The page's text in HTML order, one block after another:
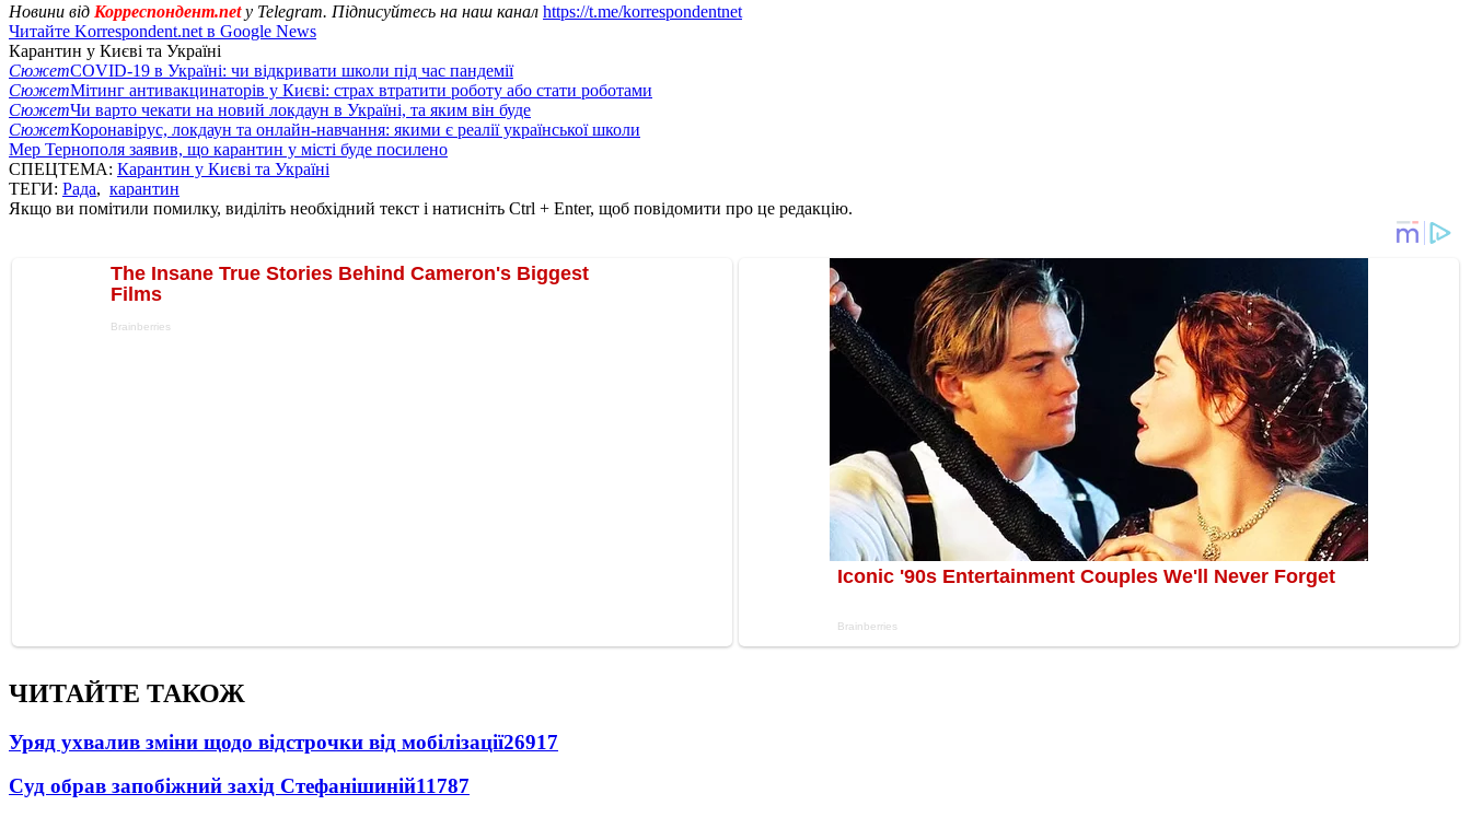
Новини від Корреспондент.net у Telegram. Підписуйтесь на наш канал https://t.me/korrespondentnet
Читайте Korrespondent.net в Google News
Карантин у Києві та Україні
СюжетCOVID-19 в Україні: чи відкривати школи під час пандемії
СюжетМітинг антивакцинаторів у Києві: страх втратити роботу або стати роботами
СюжетЧи варто чекати на новий локдаун в Україні, та яким він буде
СюжетКоронавірус, локдаун та онлайн-навчання: якими є реалії української школи
Мер Тернополя заявив, що карантин у місті буде посилено
СПЕЦТЕМА: Карантин у Києві та Україні
ТЕГИ: Рада, карантин
Якщо ви помітили помилку, виділіть необхідний текст і натисніть Ctrl + Enter, щоб повідомити про це редакцію.
ЧИТАЙТЕ ТАКОЖ
Уряд ухвалив зміни щодо відстрочки від мобілізації26917
Суд обрав запобіжний захід Стефанішиній11787